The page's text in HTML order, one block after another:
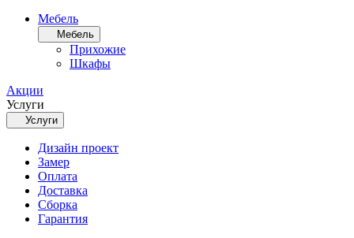
Мебель
Мебель
Прихожие
Шкафы
Акции
Услуги
Услуги
Дизайн проект
Замер
Оплата
Доставка
Сборка
Гарантия